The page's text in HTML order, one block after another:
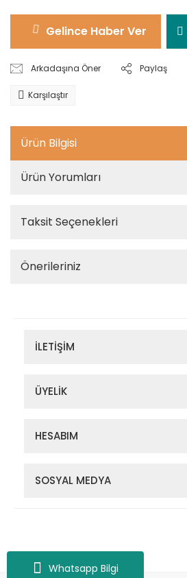
Whatsapp Bilgi
Gelince Haber Ver
Arkadaşına Öner Paylaş
Karşılaştır
Ürün Bilgisi
Ürün Yorumları
Taksit Seçenekleri
Önerileriniz
İLETİŞİM
ÜYELİK
HESABIM
SOSYAL MEDYA